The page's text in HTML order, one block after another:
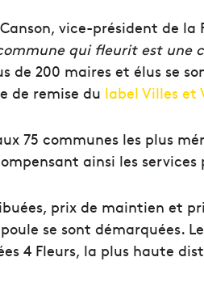
vice-président de
qui fleurit est une
de 200 maires et élus se
de remise du label Villes et
75 communes les plus
ainsi les
prix de maintien et
se sont démarquées.
4 Fleurs, la plus haute